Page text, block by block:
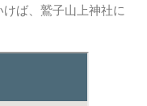
ば、鷲子山上神社に